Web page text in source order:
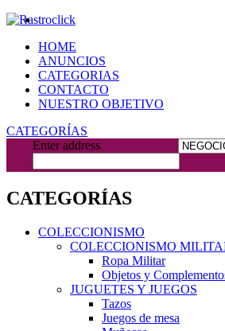
HOME
ANUNCIOS
CATEGORIAS
CONTACTO
NUESTRO OBJETIVO
CATEGORÍAS
Enter address
CATEGORÍAS
COLECCIONISMO
COLECCIONISMO
Ropa Militar
Objetos y
JUGUETES Y JUEGOS
Tazos
Juegos de mesa